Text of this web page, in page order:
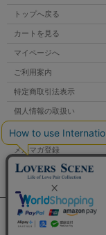
トップへ戻る
カートを見る
マイページへ
ご利用案内
特定商取引法表示
個人情報の取扱い
サイトマップ
メルマガ登録
お問い合わせ